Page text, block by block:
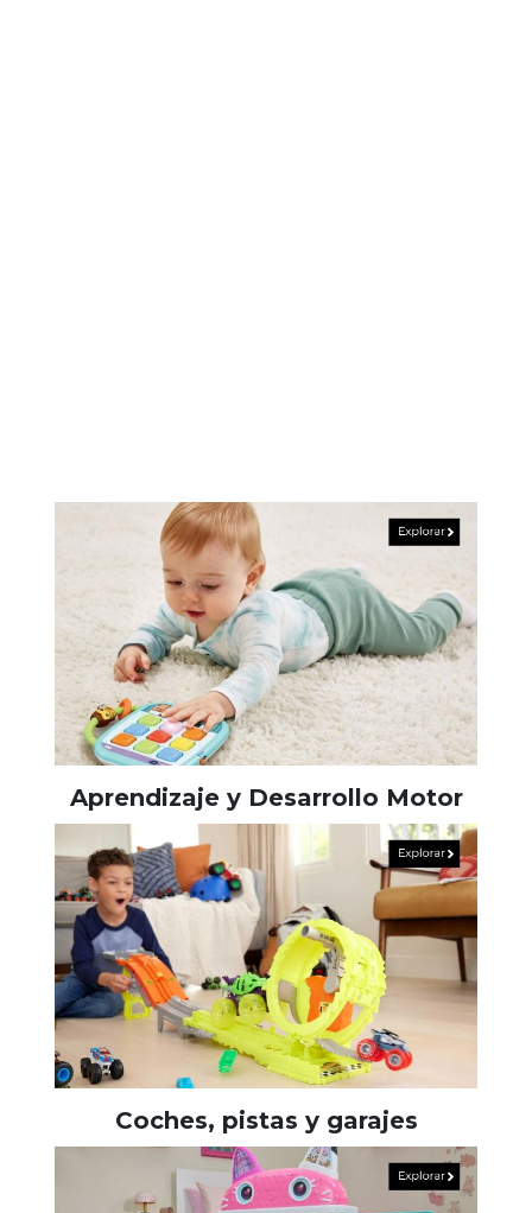
Aprendizaje y Desarrollo Motor
Coches, pistas y garajes